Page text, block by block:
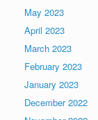
May 2023
April 2023
March 2023
February 2023
January 2023
December 2022